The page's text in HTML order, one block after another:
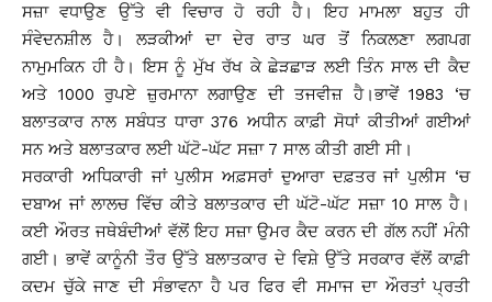
ਸਜ਼ਾ ਵਧਾਉਣ ਉੱਤੇ ਵੀ ਵਿਚਾਰ ਹੋ ਰਹੀ ਹੈ। ਇਹ ਮਾਮਲਾ ਬਹੁਤ ਹੀ
ਸੰਵੇਦਨਸ਼ੀਲ ਹੈ। ਲੜਕੀਆਂ ਦਾ ਦੇਰ ਰਾਤ ਘਰ ਤੋਂ ਨਿਕਲਣਾ ਲਗਪਗ
ਨਾਮੁਮਕਿਨ ਹੀ ਹੈ। ਇਸ ਨੂੰ ਮੁੱਖ ਰੱਖ ਕੇ ਛੇੜਛਾੜ ਲਈ ਤਿੰਨ ਸਾਲ ਦੀ ਕੈਦ
ਅਤੇ 1000 ਰੁਪਏ ਜ਼ੁਰਮਾਨਾ ਲਗਾਉਣ ਦੀ ਤਜਵੀਜ਼ ਹੈ।ਭਾਵੇਂ 1983 ‘ਚ
ਬਲਾਤਕਾਰ ਨਾਲ ਸਬੰਧਤ ਧਾਰਾ 376 ਅਧੀਨ ਕਾਫ਼ੀ ਸੋਧਾਂ ਕੀਤੀਆਂ ਗਈਆਂ
ਸਨ ਅਤੇ ਬਲਾਤਕਾਰ ਲਈ ਘੱਟੋ-ਘੱਟ ਸਜ਼ਾ 7 ਸਾਲ ਕੀਤੀ ਗਈ ਸੀ।
ਸਰਕਾਰੀ ਅਧਿਕਾਰੀ ਜਾਂ ਪੁਲੀਸ ਅਫ਼ਸਰਾਂ ਦੁਆਰਾ ਦਫ਼ਤਰ ਜਾਂ ਪੁਲੀਸ ‘ਚ
ਦਬਾਅ ਜਾਂ ਲਾਲਚ ਵਿੱਚ ਕੀਤੇ ਬਲਾਤਕਾਰ ਦੀ ਘੱਟੋ-ਘੱਟ ਸਜ਼ਾ 10 ਸਾਲ ਹੈ।
ਕਈ ਔਰਤ ਜਥੇਬੰਦੀਆਂ ਵੱਲੋਂ ਇਹ ਸਜ਼ਾ ਉਮਰ ਕੈਦ ਕਰਨ ਦੀ ਗੱਲ ਨਹੀਂ ਮੰਨੀ
ਗਈ। ਭਾਵੇਂ ਕਾਨੂੰਨੀ ਤੌਰ ਉੱਤੇ ਬਲਾਤਕਾਰ ਦੇ ਵਿਸ਼ੇ ਉੱਤੇ ਸਰਕਾਰ ਵੱਲੋਂ ਕਾਫ਼ੀ
ਕਦਮ ਚੁੱਕੇ ਜਾਣ ਦੀ ਸੰਭਾਵਨਾ ਹੈ ਪਰ ਫਿਰ ਵੀ ਸਮਾਜ ਦਾ ਔਰਤਾਂ ਪ੍ਰਤੀ